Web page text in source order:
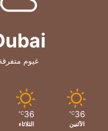
غيوم
36
℃
الأثنين
36
℃
الثلاثاء